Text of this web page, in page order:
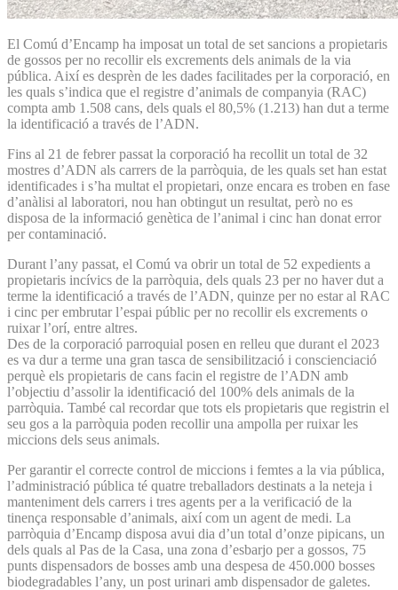
El Comú d’Encamp ha imposat un total de set sancions a propietaris
de gossos per no recollir els excrements dels animals de la via
pública. Així es desprèn de les dades facilitades per la corporació, en
les quals s’indica que el registre d’animals de companyia (RAC)
compta amb 1.508 cans, dels quals el 80,5% (1.213) han dut a terme
la identificació a través de l’ADN.
Fins al 21 de febrer passat la corporació ha recollit un total de 32
mostres d’ADN als carrers de la parròquia, de les quals set han estat
identificades i s’ha multat el propietari, onze encara es troben en fase
d’anàlisi al laboratori, nou han obtingut un resultat, però no es
disposa de la informació genètica de l’animal i cinc han donat error
per contaminació.
Durant l’any passat, el Comú va obrir un total de 52 expedients a
propietaris incívics de la parròquia, dels quals 23 per no haver dut a
terme la identificació a través de l’ADN, quinze per no estar al RAC
i cinc per embrutar l’espai públic per no recollir els excrements o
ruixar l’orí, entre altres.
Des de la corporació parroquial posen en relleu que durant el 2023
es va dur a terme una gran tasca de sensibilització i conscienciació
perquè els propietaris de cans facin el registre de l’ADN amb
l’objectiu d’assolir la identificació del 100% dels animals de la
parròquia. També cal recordar que tots els propietaris que registrin el
seu gos a la parròquia poden recollir una ampolla per ruixar les
miccions dels seus animals.
Per garantir el correcte control de miccions i femtes a la via pública,
l’administració pública té quatre treballadors destinats a la neteja i
manteniment dels carrers i tres agents per a la verificació de la
tinença responsable d’animals, així com un agent de medi. La
parròquia d’Encamp disposa avui dia d’un total d’onze pipicans, un
dels quals al Pas de la Casa, una zona d’esbarjo per a gossos, 75
punts dispensadors de bosses amb una despesa de 450.000 bosses
biodegradables l’any, un post urinari amb dispensador de galetes.